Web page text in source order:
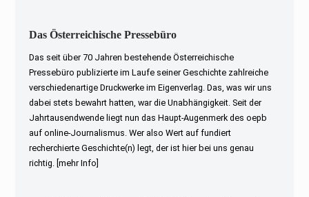
Das Österreichische Pressebüro
Das seit über 70 Jahren bestehende Österreichische
Pressebüro publizierte im Laufe seiner Geschichte zahlreiche
verschiedenartige Druckwerke im Eigenverlag. Das, was wir uns
dabei stets bewahrt hatten, war die Unabhängigkeit. Seit der
Jahrtausendwende liegt nun das Haupt-Augenmerk des oepb
auf online-Journalismus. Wer also Wert auf fundiert
recherchierte Geschichte(n) legt, der ist hier bei uns genau
richtig.
[mehr Info]